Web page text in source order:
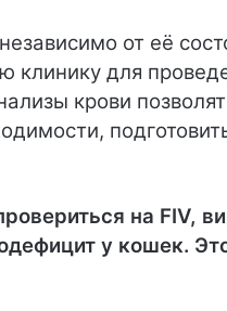
от её
клинику для
крови
на FIV,
у кошек.